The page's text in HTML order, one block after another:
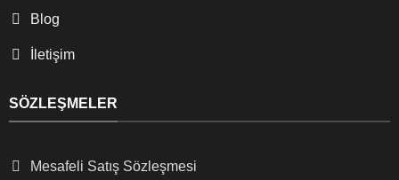
Blog
İletişim
SÖZLEŞMELER
Mesafeli Satış Sözleşmesi